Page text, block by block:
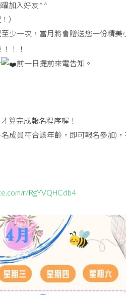
加入好友^^
）
少一次，當月將會贈送您一份精美
！！
前一日提前來電告知。
算完成報名程序喔！
成員符合該年齡，即可報名參加)
r/RgYVQHCdb4